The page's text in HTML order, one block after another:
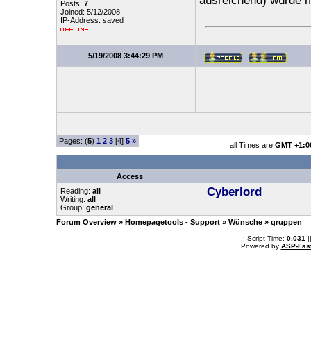
Posts: 7
Joined: 5/12/2008
IP-Address: saved
5/19/2008 3:44:29 PM
Pages: (5) 1 2 3[4] 5 » all Times are GMT
Access
Reading: all
Writing: all
Group: general
Cyberlord
Forum Overview » Homepagetools - Support » Wünsche » gruppen
.: Script-Time: 0.031
Powered by ASP-